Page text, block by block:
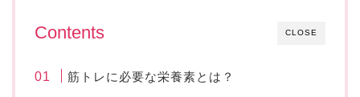
CLOSE
Contents
筋トレに必要な栄養素とは？